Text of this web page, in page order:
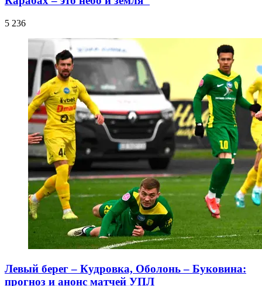
5 236
Левый берег – Кудровка, Оболонь – Буковина:
прогноз и анонс матчей УПЛ